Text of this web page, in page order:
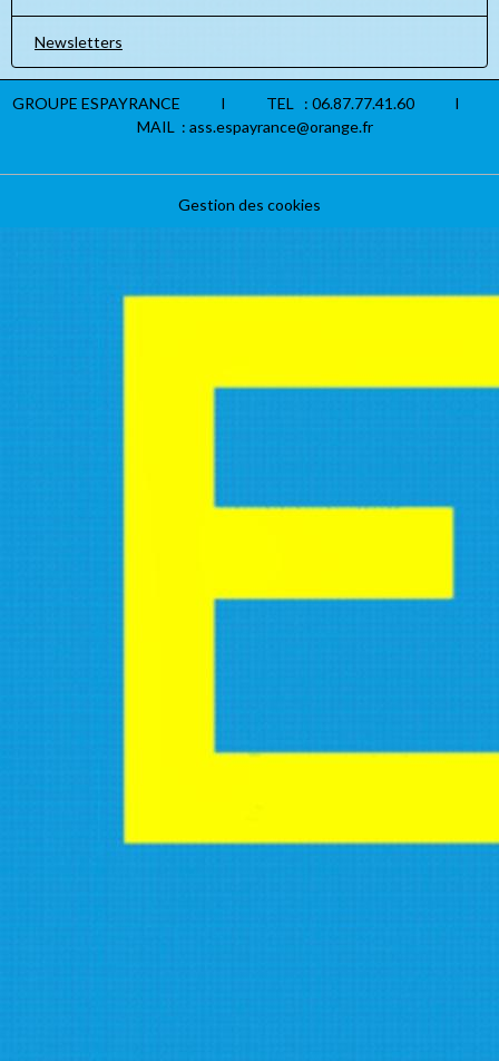
Newsletters
GROUPE ESPAYRANCE I TEL : 06.87.77.41.60 I
MAIL : ass.espayrance@orange.fr
Gestion des cookies